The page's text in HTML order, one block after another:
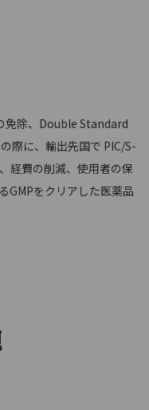
免除、Double Standard
際に、輸出先国で PIC/S-
経費の削減、使用者の保
GMPをクリアした医薬品